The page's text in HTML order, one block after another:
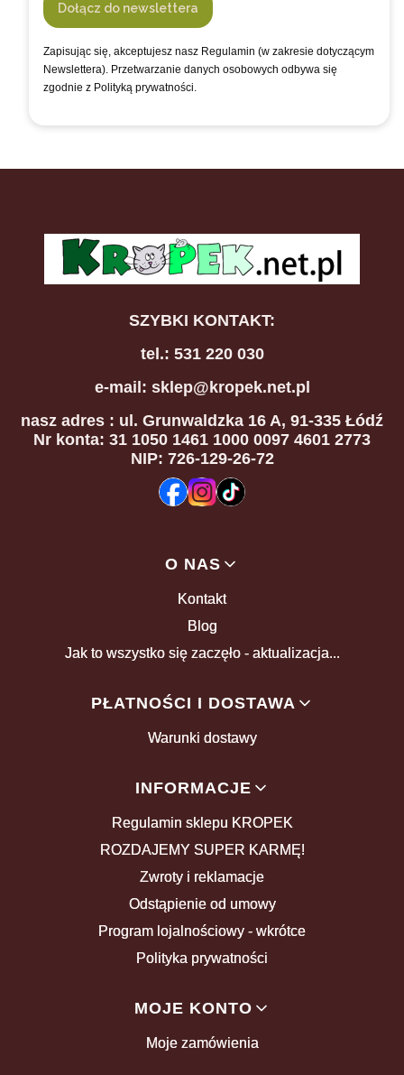
Dołącz do newslettera
Zapisując się, akceptujesz nasz Regulamin (w zakresie dotyczącym
Newslettera). Przetwarzanie danych osobowych odbywa się
zgodnie z Polityką prywatności.
SZYBKI KONTAKT:
tel.: 531 220 030
e-mail: sklep@kropek.net.pl
nasz adres : ul. Grunwaldzka 16 A, 91-335 Łódź
Nr konta: 31 1050 1461 1000 0097 4601 2773
NIP: 726-129-26-72
O NAS
Kontakt
Blog
Jak to wszystko się zaczęło - aktualizacja...
PŁATNOŚCI I DOSTAWA
Warunki dostawy
INFORMACJE
Regulamin sklepu KROPEK
ROZDAJEMY SUPER KARMĘ!
Zwroty i reklamacje
Odstąpienie od umowy
Program lojalnościowy - wkrótce
Polityka prywatności
MOJE KONTO
Moje zamówienia